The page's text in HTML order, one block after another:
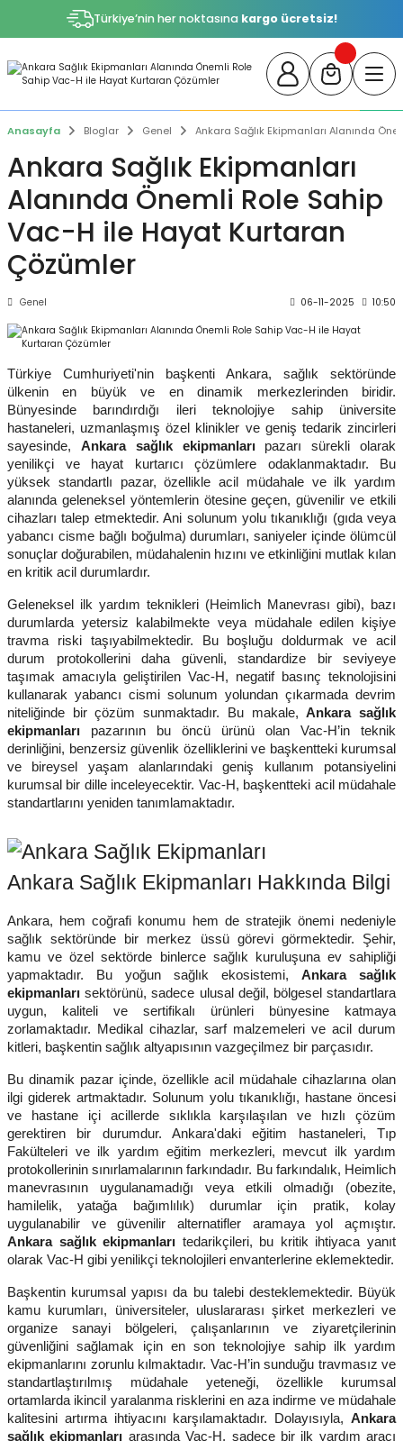
Türkiye’nin her noktasına kargo ücretsiz!
Anasayfa Bloglar Genel Ankara Sağlık Ekipmanları Alanında
Ankara Sağlık Ekipmanları
Alanında Önemli Role Sahip
Vac-H ile Hayat Kurtaran
Çözümler
Genel 06-11-2025 10:50
Türkiye Cumhuriyeti'nin başkenti Ankara, sağlık sektöründe
ülkenin en büyük ve en dinamik merkezlerinden biridir.
Bünyesinde barındırdığı ileri teknolojiye sahip üniversite
hastaneleri, uzmanlaşmış özel klinikler ve geniş tedarik zincirleri
sayesinde, Ankara sağlık ekipmanlarıpazarı sürekli olarak
yenilikçi ve hayat kurtarıcı çözümlere odaklanmaktadır. Bu
yüksek standartlı pazar, özellikle acil müdahale ve ilk yardım
alanında geleneksel yöntemlerin ötesine geçen, güvenilir ve etkili
cihazları talep etmektedir. Ani solunum yolu tıkanıklığı (gıda veya
yabancı cisme bağlı boğulma) durumları, saniyeler içinde ölümcül
sonuçlar doğurabilen, müdahalenin hızını ve etkinliğini mutlak kılan
en kritik acil durumlardır.
Geleneksel ilk yardım teknikleri (Heimlich Manevrası gibi), bazı
durumlarda yetersiz kalabilmekte veya müdahale edilen kişiye
travma riski taşıyabilmektedir. Bu boşluğu doldurmak ve acil
durum protokollerini daha güvenli, standardize bir seviyeye
taşımak amacıyla geliştirilen Vac-H, negatif basınç teknolojisini
kullanarak yabancı cismi solunum yolundan çıkarmada devrim
niteliğinde bir çözüm sunmaktadır. Bu makale,Ankara sağlık
ekipmanları pazarının bu öncü ürünü olan Vac-H’in teknik
derinliğini, benzersiz güvenlik özelliklerini ve başkentteki kurumsal
ve bireysel yaşam alanlarındaki geniş kullanım potansiyelini
kurumsal bir dille inceleyecektir. Vac-H, başkentteki acil müdahale
standartlarını yeniden tanımlamaktadır.
Ankara Sağlık Ekipmanları Hakkında Bilgi
Ankara, hem coğrafi konumu hem de stratejik önemi nedeniyle
sağlık sektöründe bir merkez üssü görevi görmektedir. Şehir,
kamu ve özel sektörde binlerce sağlık kuruluşuna ev sahipliği
yapmaktadır. Bu yoğun sağlık ekosistemi, Ankara sağlık
ekipmanları sektörünü, sadece ulusal değil, bölgesel standartlara
uygun, kaliteli ve sertifikalı ürünleri bünyesine katmaya
zorlamaktadır. Medikal cihazlar, sarf malzemeleri ve acil durum
kitleri, başkentin sağlık altyapısının vazgeçilmez bir parçasıdır.
Bu dinamik pazar içinde, özellikle acil müdahale cihazlarına olan
ilgi giderek artmaktadır. Solunum yolu tıkanıklığı, hastane öncesi
ve hastane içi acillerde sıklıkla karşılaşılan ve hızlı çözüm
gerektiren bir durumdur. Ankara'daki eğitim hastaneleri, Tıp
Fakülteleri ve ilk yardım eğitim merkezleri, mevcut ilk yardım
protokollerinin sınırlamalarının farkındadır. Bu farkındalık, Heimlich
manevrasının uygulanamadığı veya etkili olmadığı (obezite,
hamilelik, yatağa bağımlılık) durumlar için pratik, kolay
uygulanabilir ve güvenilir alternatifler aramaya yol açmıştır.
Ankara sağlık ekipmanları tedarikçileri, bu kritik ihtiyaca yanıt
olarak Vac-H gibi yenilikçi teknolojileri envanterlerine eklemektedir.
Başkentin kurumsal yapısı da bu talebi desteklemektedir. Büyük
kamu kurumları, üniversiteler, uluslararası şirket merkezleri ve
organize sanayi bölgeleri, çalışanlarının ve ziyaretçilerinin
güvenliğini sağlamak için en son teknolojiye sahip ilk yardım
ekipmanlarını zorunlu kılmaktadır. Vac-H’in sunduğu travmasız ve
standartlaştırılmış müdahale yeteneği, özellikle kurumsal
ortamlarda ikincil yaralanma risklerini en aza indirme ve müdahale
kalitesini artırma ihtiyacını karşılamaktadır. Dolayısıyla, Ankara
sağlık ekipmanları arasında Vac-H, sadece bir ilk yardım aracı